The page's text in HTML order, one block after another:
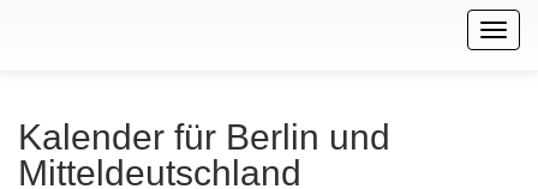
Kalender für Berlin und
Mitteldeutschland